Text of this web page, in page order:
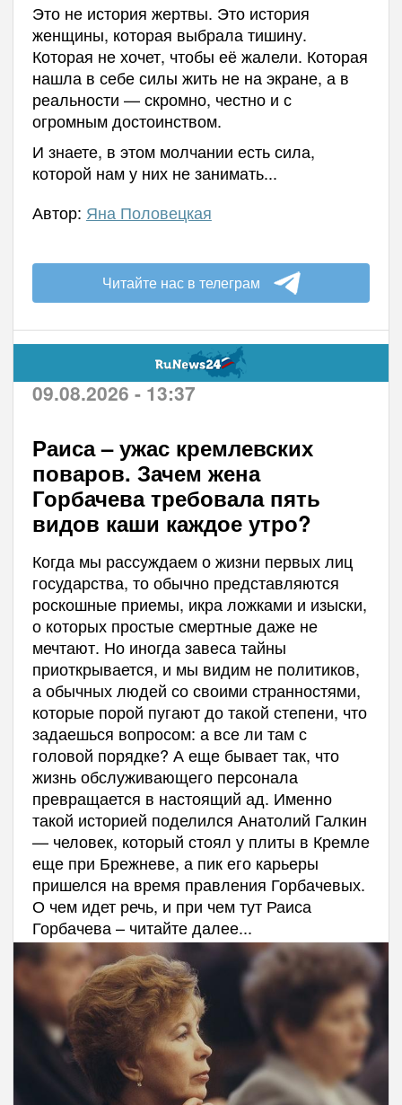
Это не история жертвы. Это история
женщины, которая выбрала тишину.
Которая не хочет, чтобы её жалели. Которая
нашла в себе силы жить не на экране, а в
реальности — скромно, честно и с
огромным достоинством.
И знаете, в этом молчании есть сила,
которой нам у них не занимать...
Автор: Яна Половецкая
Читайте нас в телеграм
09.08.2026 - 13:37
Раиса – ужас кремлевских
поваров. Зачем жена
Горбачева требовала пять
видов каши каждое утро?
Когда мы рассуждаем о жизни первых лиц
государства, то обычно представляются
роскошные приемы, икра ложками и изыски,
о которых простые смертные даже не
мечтают. Но иногда завеса тайны
приоткрывается, и мы видим не политиков,
а обычных людей со своими странностями,
которые порой пугают до такой степени, что
задаешься вопросом: а все ли там с
головой порядке? А еще бывает так, что
жизнь обслуживающего персонала
превращается в настоящий ад. Именно
такой историей поделился Анатолий Галкин
— человек, который стоял у плиты в Кремле
еще при Брежневе, а пик его карьеры
пришелся на время правления Горбачевых.
О чем идет речь, и при чем тут Раиса
Горбачева – читайте далее...